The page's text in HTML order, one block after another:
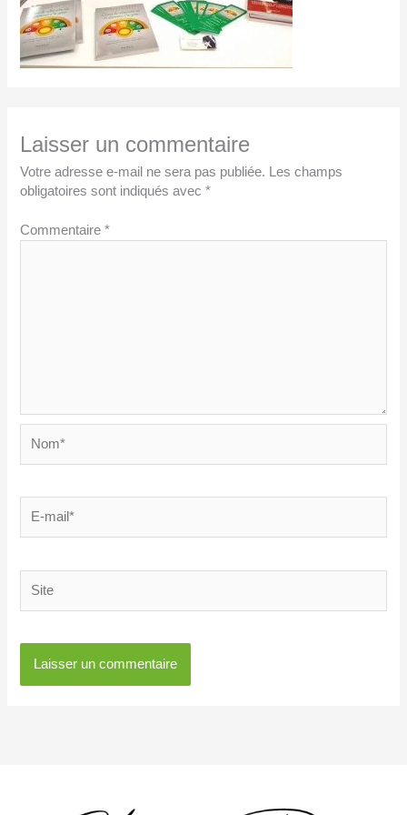
Laisser un commentaire
Votre adresse e-mail ne sera pas publiée.
Les champs
obligatoires sont indiqués avec*
Commentaire*
mail*